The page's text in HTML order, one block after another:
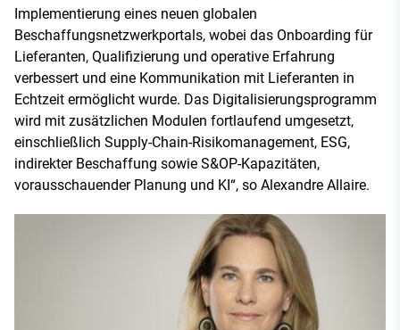
Implementierung eines neuen globalen
Beschaffungsnetzwerkportals, wobei das Onboarding für
Lieferanten, Qualifizierung und operative Erfahrung
verbessert und eine Kommunikation mit Lieferanten in
Echtzeit ermöglicht wurde. Das Digitalisierungsprogramm
wird mit zusätzlichen Modulen fortlaufend umgesetzt,
einschließlich Supply-Chain-Risikomanagement, ESG,
indirekter Beschaffung sowie S&OP-Kapazitäten,
vorausschauender Planung und KI“, so Alexandre Allaire.